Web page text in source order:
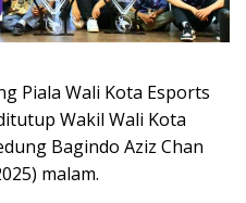
Piala Wali Kota Esports
Wakil Wali Kota
Bagindo Aziz Chan
malam.